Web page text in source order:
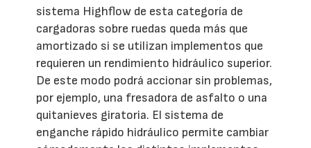
sistema Highflow de esta categoría de
cargadoras sobre ruedas queda más que
amortizado si se utilizan implementos que
requieren un rendimiento hidráulico superior.
De este modo podrá accionar sin problemas,
por ejemplo, una fresadora de asfalto o una
quitanieves giratoria. El sistema de
enganche rápido hidráulico permite cambiar